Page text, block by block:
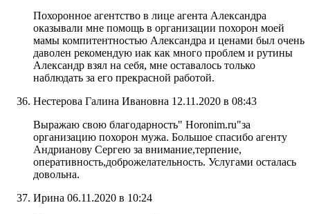
Похоронное агентство в лице агента Александра
оказывали мне помощь в организации похорон моей
мамы компитентностью Александра и ценами был очень
даволен рекомендую иак как много проблем и рутины
Александр взял на себя, мне оставалось только
наблюдать за его прекрасной работой.
Нестерова Галина Ивановна 12.11.2020 в 08:43
Выражаю свою благодарность" Horonim.ru"за
организацию похорон мужа. Большое спасибо агенту
Андрианову Сергею за внимание,терпение,
оперативность,доброжелательность. Услугами осталась
довольна.
Ирина 06.11.2020 в 10:24